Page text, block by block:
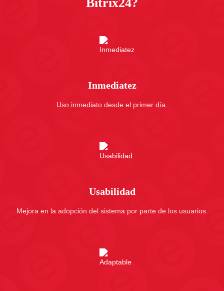
Inmediatez
Uso inmediato desde el primer día.
Usabilidad
Mejora en la adopción del sistema por parte de los usuarios.